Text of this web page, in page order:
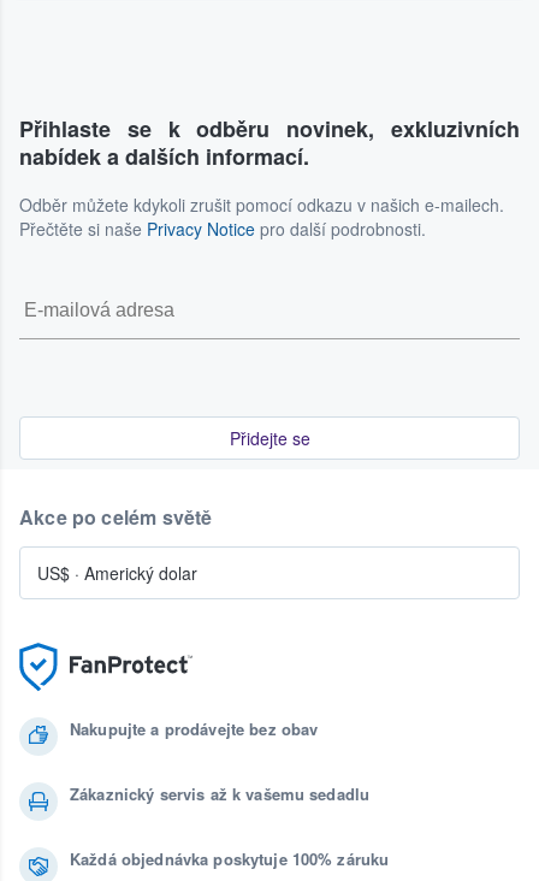
Přihlaste se k odběru novinek, exkluzivních
nabídek a dalších informací.
Odběr můžete kdykoli zrušit pomocí odkazu v našich e-mailech.
Přečtěte si naše Privacy Notice pro další podrobnosti.
Přidejte se
Nakupujte a prodávejte bez obav
Zákaznický servis až k vašemu sedadlu
Každá objednávka poskytuje 100% záruku
Akce po celém světě
US$ · Americký dolar